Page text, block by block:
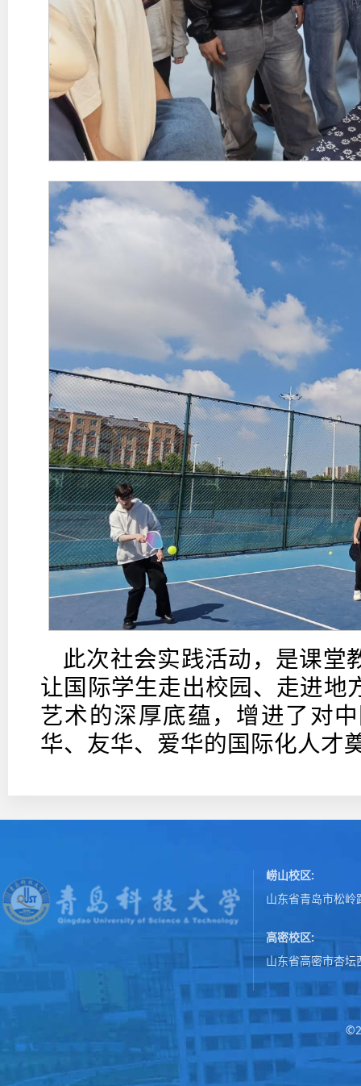
此次社会实践活动，是课堂
让国际学生走出校园、走进地
艺术的深厚底蕴，增进了对
华、友华、爱华的国际化人才
崂山校区:
山东省青岛市松岭
高密校区:
山东省高密市杏坛